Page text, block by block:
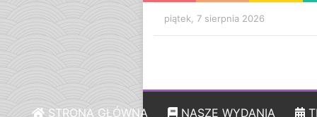
piątek, 7 sierpnia 2026
STRONA GŁÓWNA NASZE WYDANIA